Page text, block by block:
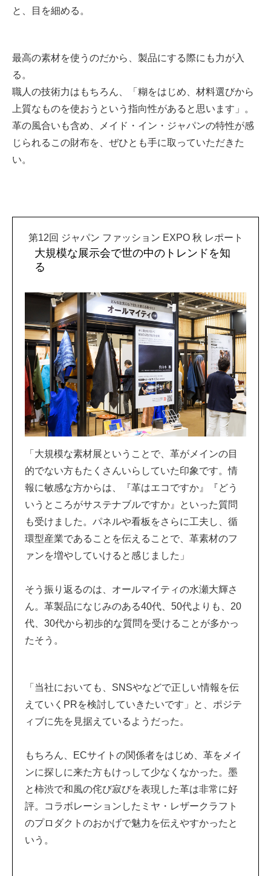
と、目を細める。
最高の素材を使うのだから、製品にする際にも力が入
る。
職人の技術力はもちろん、「糊をはじめ、材料選びから
上質なものを使おうという指向性があると思います」。
革の風合いも含め、メイド・イン・ジャパンの特性が感
じられるこの財布を、ぜひとも手に取っていただきた
い。
第12回 ジャパン ファッション EXPO 秋 レポート
大規模な展示会で世の中のトレンドを知
る
「大規模な素材展ということで、革がメインの目
的でない方もたくさんいらしていた印象です。情
報に敏感な方からは、『革はエコですか』『どう
いうところがサステナブルですか』といった質問
も受けました。パネルや看板をさらに工夫し、循
環型産業であることを伝えることで、革素材のフ
ァンを増やしていけると感じました」
そう振り返るのは、オールマイティの水瀬大輝さ
ん。革製品になじみのある40代、50代よりも、20
代、30代から初歩的な質問を受けることが多かっ
たそう。
「当社においても、SNSやなどで正しい情報を伝
えていくPRを検討していきたいです」と、ポジテ
ィブに先を見据えているようだった。
もちろん、ECサイトの関係者をはじめ、革をメイ
ンに探しに来た方もけっして少なくなかった。墨
と柿渋で和風の侘び寂びを表現した革は非常に好
評。コラボレーションしたミヤ・レザークラフト
のプロダクトのおかげで魅力を伝えやすかったと
いう。